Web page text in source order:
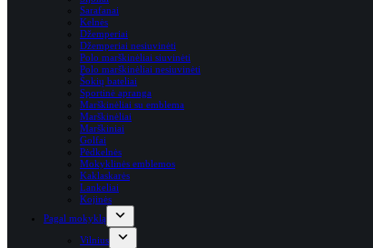
Sarafanai
Kelnės
Džemperiai
Džemperiai nesiuvinėti
Polo marškinėliai siuvinėti
Polo marškinėliai nesiuvinėti
Šokių bateliai
Sportinė apranga
Marškinėliai su emblema
Marškinėliai
Marškiniai
Golfai
Pėdkelnės
Mokyklinės emblemos
Kaklaskarės
Lankeliai
Kojinės
Pagal mokyklą
Vilnius